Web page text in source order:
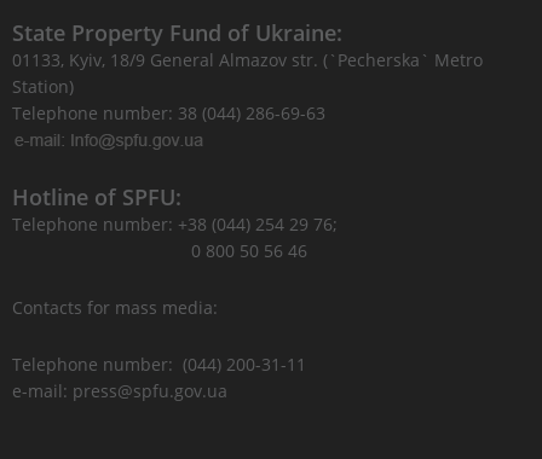
State Property Fund of Ukraine:
01133, Kyiv, 18/9 General Almazov str. (`Pecherska` Metro
Station)
Telephone number: 38 (044) 286-69-63
Hotline of SPFU:
Telephone number: +38 (044) 254 29 76;
0 800 50 56 46
Contacts for mass media:
Telephone number: (044) 200-31-11
e-mail: press@spfu.gov.ua